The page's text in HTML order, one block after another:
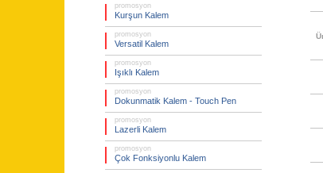
promosyon
Kurşun Kalem
promosyon
Versatil Kalem
promosyon
Işıklı Kalem
promosyon
Dokunmatik Kalem - Touch Pen
promosyon
Lazerli Kalem
promosyon
Çok Fonksiyonlu Kalem